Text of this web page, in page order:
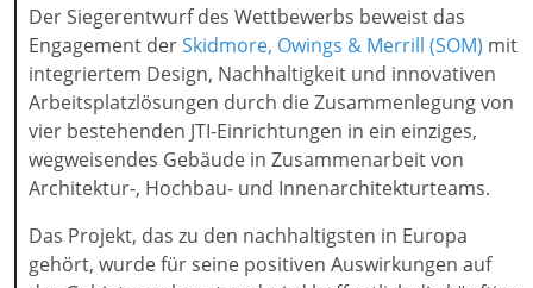
Der Siegerentwurf des Wettbewerbs beweist das
Engagement derSkidmore, Owings & Merrill (SOM) mit
integriertem Design, Nachhaltigkeit und innovativen
Arbeitsplatzlösungen durch die Zusammenlegung von
vier bestehenden JTI-Einrichtungen in ein einziges,
wegweisendes Gebäude in Zusammenarbeit von
Architektur-, Hochbau- und Innenarchitekturteams.
Das Projekt, das zu den nachhaltigsten in Europa
gehört, wurde für seine positiven Auswirkungen auf